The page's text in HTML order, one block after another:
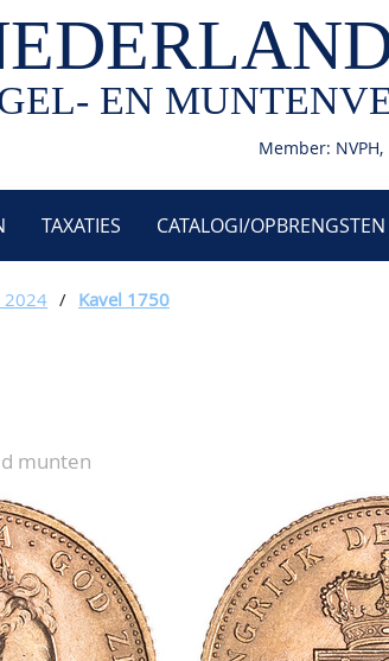
EN
Member: NVPH,
TAXATIES CATALOGI/OPBRENGSTEN
2024 / Kavel 1750
munten